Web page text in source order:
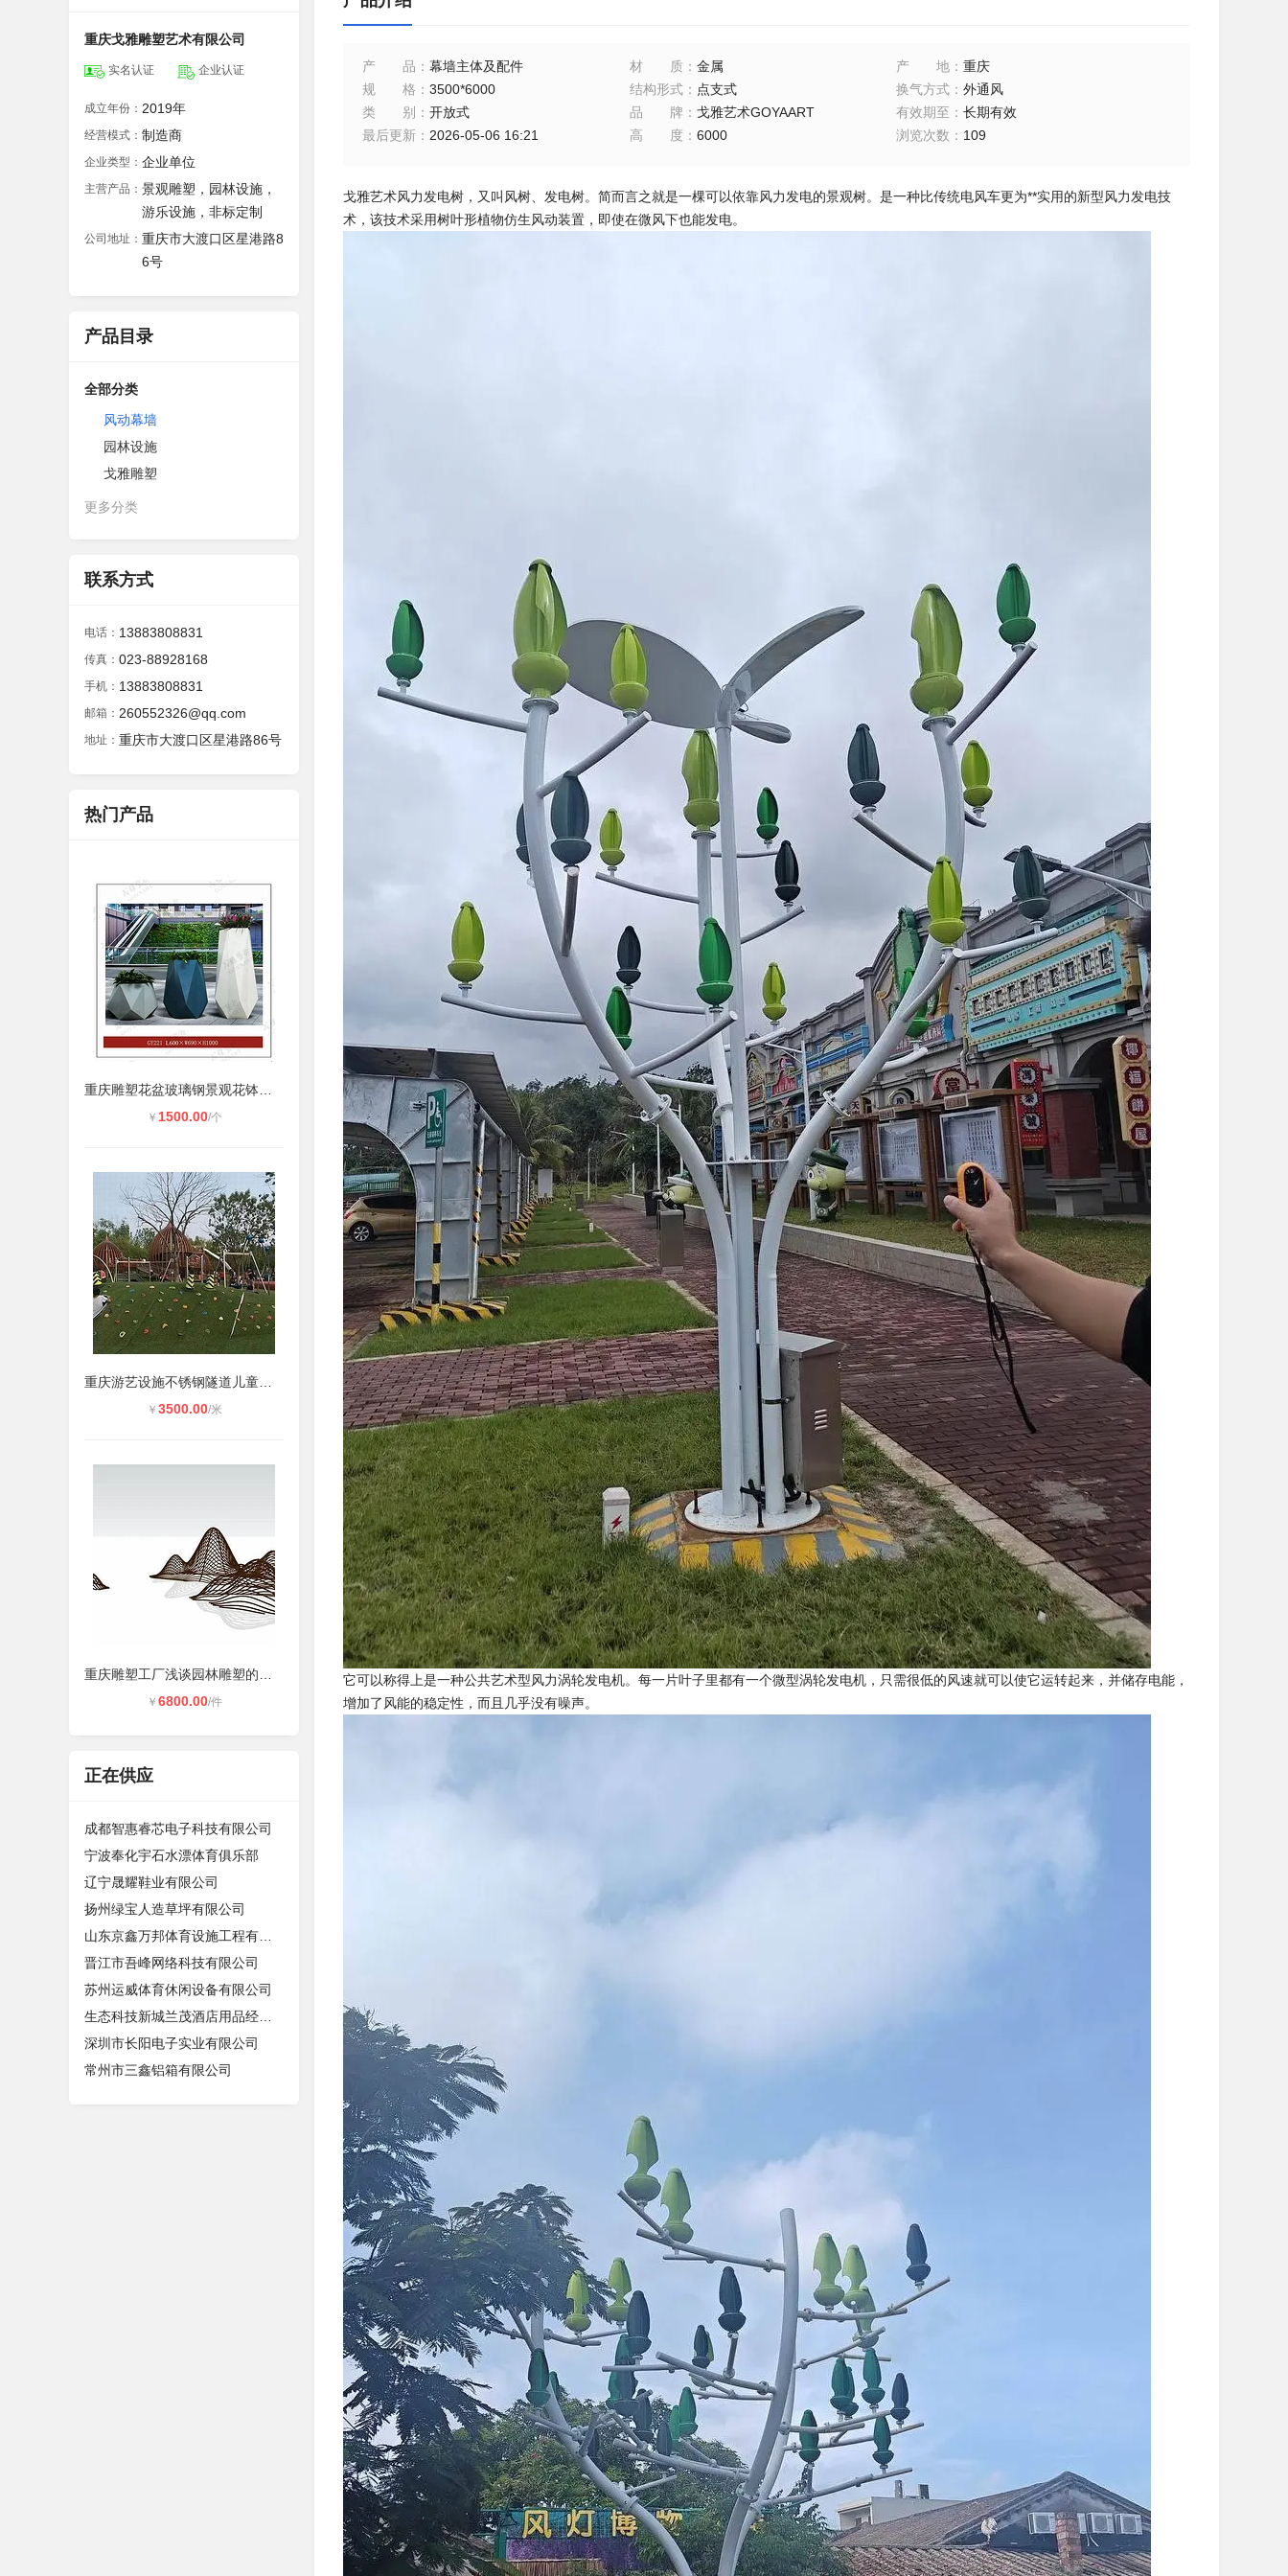
重庆戈雅雕塑艺术有限公司
实名认证 企业认证
成立年份： 2019年
经营模式： 制造商
企业类型： 企业单位
主营产品： 景观雕塑，园林设施，
游乐设施，非标定制
公司地址： 重庆市大渡口区星港路8
6号
产品目录
全部分类
风动幕墙
园林设施
戈雅雕塑
更多分类
联系方式
电话： 13883808831
传真： 023-88928168
手机： 13883808831
邮箱： 260552326@qq.com
地址： 重庆市大渡口区星港路86号
热门产品
￥ 1500.00/个
￥ 3500.00/米
￥ 6800.00/件
正在供应
成都智惠睿芯电子科技有限公司
宁波奉化宇石水漂体育俱乐部
辽宁晟耀鞋业有限公司
扬州绿宝人造草坪有限公司
晋江市吾峰网络科技有限公司
苏州运威体育休闲设备有限公司
深圳市长阳电子实业有限公司
常州市三鑫铝箱有限公司
产品 ： 幕墙主体及配件 材质 ： 金属 产地 ：重庆
规格 ： 3500*6000 结构形式： 点支式 换气方式 ：外通风
类别 ： 开放式 品牌 ： 戈雅艺术GOYAART 有效期至 ：长期有效
最后更新 ： 2026-05-06 16:21 高度 ： 6000 浏览次数 ： 109
戈雅艺术风力发电树，又叫风树、发电树。简而言之就是一棵可以依靠风力发电的景观树。是一种比传统电风车更为**实用的新型风力发电技
术，该技术采用树叶形植物仿生风动装置，即使在微风下也能发电。
它可以称得上是一种公共艺术型风力涡轮发电机。每一片叶子里都有一个微型涡轮发电机，只需很低的风速就可以使它运转起来，并储存电能，
增加了风能的稳定性，而且几乎没有噪声。